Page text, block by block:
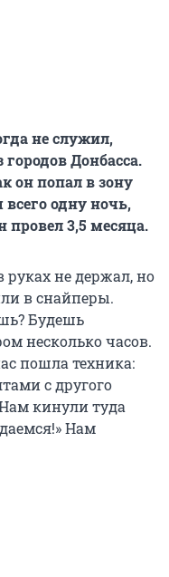
не служил,
Донбасса.
он попал в зону
одну ночь,
провел3,5 месяца.
не держал, но
в снайперы.
Будешь
несколько часов.
пошла техника:
с другого
кинули туда
Нам